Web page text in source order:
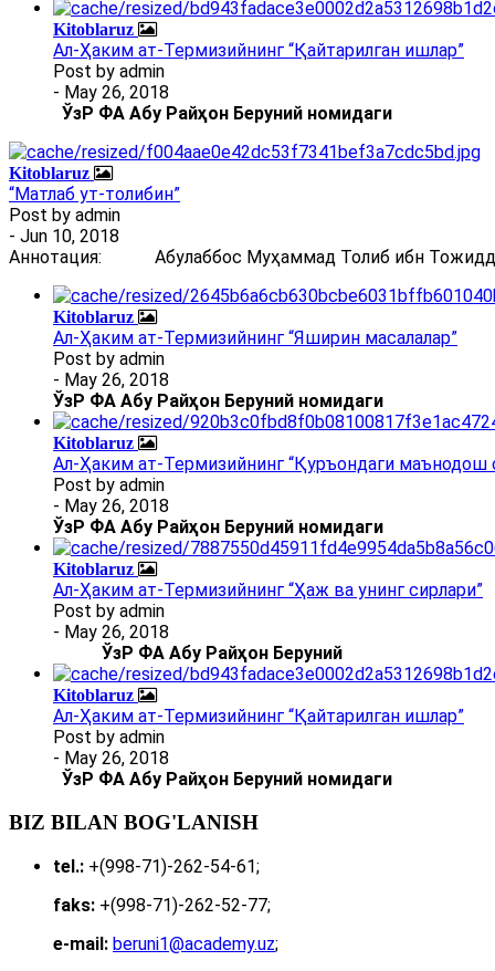
Kitoblaruz
Ал-Ҳаким ат-Термизийнинг “Қайтарилган ишлар”
Post by admin
- May 26, 2018
ЎзР ФА Абу Райҳон Беруний номидаги
Kitoblaruz
“Матлаб ут-толибин”
Post by admin
- Jun 10, 2018
Аннотация: Абулаббос Муҳаммад Толиб ибн
Kitoblaruz
Ал-Ҳаким ат-Термизийнинг “Яширин масалалар”
Post by admin
- May 26, 2018
ЎзР ФА Абу Райҳон Беруний номидаги
Kitoblaruz
Ал-Ҳаким ат-Термизийнинг “Қуръондаги маънодош
Post by admin
- May 26, 2018
ЎзР ФА Абу Райҳон Беруний номидаги
Kitoblaruz
Ал-Ҳаким ат-Термизийнинг “Ҳаж ва унинг сирлари”
Post by admin
- May 26, 2018
ЎзР ФА Абу Райҳон Беруний
Kitoblaruz
Ал-Ҳаким ат-Термизийнинг “Қайтарилган ишлар”
Post by admin
- May 26, 2018
ЎзР ФА Абу Райҳон Беруний номидаги
BIZ BILAN BOG'LANISH
tel.: +(998-71)-262-54-61;
faks: +(998-71)-262-52-77;
e-mail: beruni1@academy.uz;